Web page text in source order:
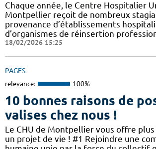
Chaque année, le Centre Hospitalier
Montpellier reçoit de nombreux
provenance d’établissements
d’organismes de réinsertion
18/02/2026 15:25
PAGES
relevance: 100%
10 bonnes raisons de
valises chez nous !
Le CHU de Montpellier vous offre plus
un projet de vie ! #1 Rejoindre une